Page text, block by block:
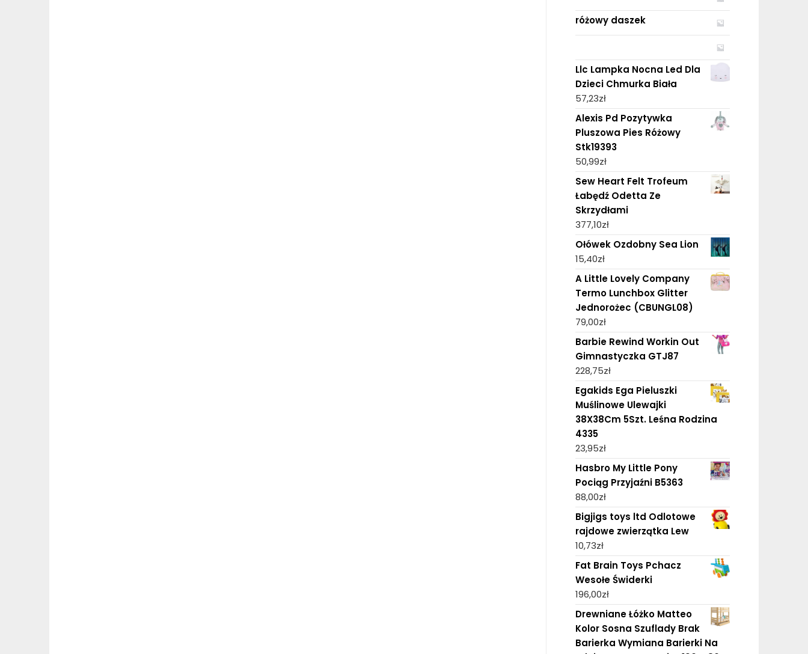
różowy daszek
Llc Lampka Nocna Led Dla
Dzieci Chmurka Biała
57,23zł
Alexis Pd Pozytywka
Pluszowa Pies Różowy
Stk19393
50,99zł
Sew Heart Felt Trofeum
Łabędź Odetta Ze
Skrzydłami
377,10zł
Ołówek Ozdobny Sea Lion
15,40zł
A Little Lovely Company
Termo Lunchbox Glitter
Jednorożec (CBUNGL08)
79,00zł
Barbie Rewind Workin Out
Gimnastyczka GTJ87
228,75zł
Egakids Ega Pieluszki
Muślinowe Ulewajki
38X38Cm 5Szt. Leśna Rodzina
4335
23,95zł
Hasbro My Little Pony
Pociąg Przyjaźni B5363
88,00zł
Bigjigs toys ltd Odlotowe
rajdowe zwierzątka Lew
10,73zł
Fat Brain Toys Pchacz
Wesołe Świderki
196,00zł
Drewniane Łóżko Matteo
Kolor Sosna Szuflady Brak
Barierka Wymiana Barierki Na